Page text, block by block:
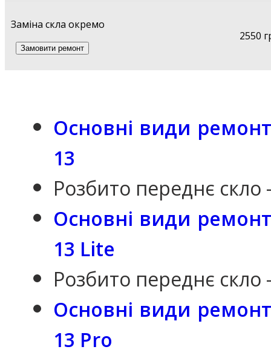
Заміна скла окремо
2550
Основні види
13
Розбито переднє скло
Основні види
13 Lite
Розбито переднє скло
Основні види
13 Pro